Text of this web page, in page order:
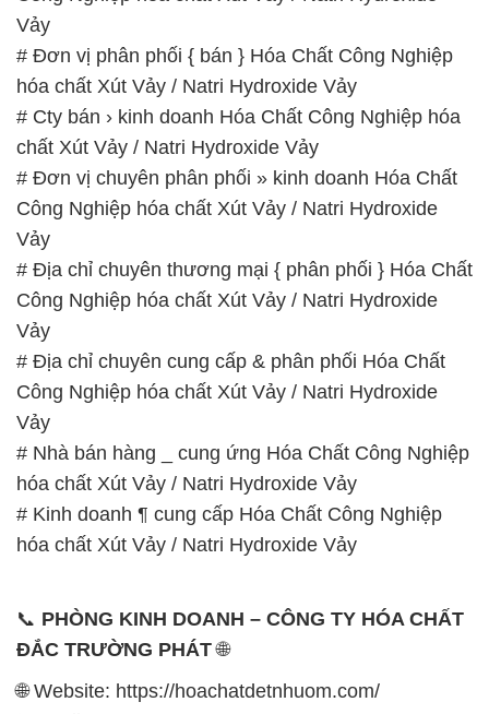
chất Xút Vảy / Natri Hydroxide Vảy
# Đơn vị chuyên phân phối » kinh doanh Hóa Chất
Công Nghiệp hóa chất Xút Vảy / Natri Hydroxide
# Địa chỉ chuyên thương mại { phân phối } Hóa Chất
Công Nghiệp hóa chất Xút Vảy / Natri Hydroxide
Vảy
# Địa chỉ chuyên cung cấp & phân phối Hóa Chất
Công Nghiệp hóa chất Xút Vảy / Natri Hydroxide
Vảy
# Nhà bán hàng _ cung ứng Hóa Chất Công Nghiệp
hóa chất Xút Vảy / Natri Hydroxide Vảy
# Kinh doanh ¶ cung cấp Hóa Chất Công Nghiệp
hóa chất Xút Vảy / Natri Hydroxide Vảy
📞PHÒNG KINH DOANH – CÔNG TY HÓA CHẤT
ĐẮC TRƯỜNG PHÁT🌐
🌐 Website: https://hoachatdetnhuom.com/
– 0933.920.505 – 028.3504.5555
028.3756.1841- 028.3756.1842